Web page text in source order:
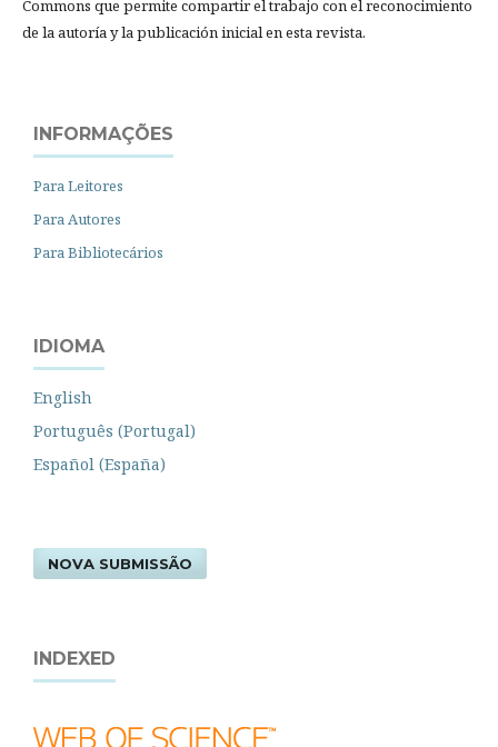
Commons que permite compartir el trabajo con el reconocimiento
de la autoría y la publicación inicial en esta revista.
INFORMAÇÕES
Para Leitores
Para Autores
Para Bibliotecários
IDIOMA
English
Português (Portugal)
Español (España)
NOVA SUBMISSÃO
INDEXED